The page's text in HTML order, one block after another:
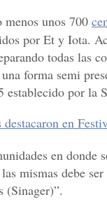
unos 700
por Et y Iota.
todas las
forma semi
por la
en
en donde
mismas debe
(Sinager)”.